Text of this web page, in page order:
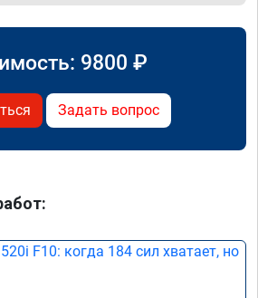
9800 ₽
Задать вопрос